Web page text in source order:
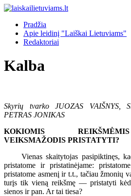
Pradžia
Apie leidinį "Laiškai Lietuviams"
Redaktoriai
Kalba
Skyrių tvarko JUOZAS VAIŠNYS,
PETRAS JONIKAS
KOKIOMIS
VEIKSMAŽODIS PRISTATYTI?
Vienas skaitytojas pasipiktinęs,
pristatome ir pristatinėjame:
pristatome asmenį ir t.t., tačiau žmonių
turįs tik vieną reikšmę — pristatyti
sienos ir pan. Ar tai tiesa?